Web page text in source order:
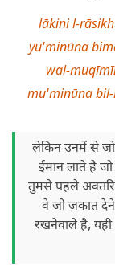
lākini l-
yu'minūna
wal-
mu'minūna
लेकिन उनमें से
ईमान लाते है
तुमसे पहले
वे जो ज़कात
रखनेवाले है, यही